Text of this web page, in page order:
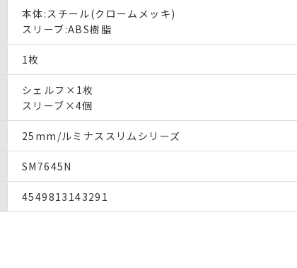
本体:スチール(クロームメッキ)
スリーブ:ABS樹脂
1枚
シェルフ×1枚
スリーブ×4個
25mm/ルミナススリムシリーズ
SM7645N
4549813143291